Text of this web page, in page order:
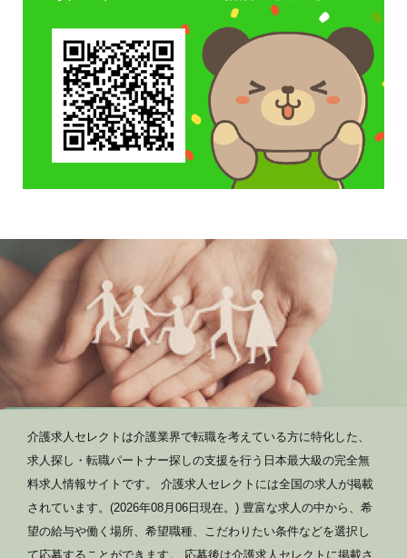
介護求人セレクトは介護業界で転職を考えている方に特化した、
求人探し・転職パートナー探しの支援を行う日本最大級の完全無
料求人情報サイトです。 介護求人セレクトには全国の求人が掲載
されています。(2026年08月06日現在。) 豊富な求人の中から、希
望の給与や働く場所、希望職種、こだわりたい条件などを選択し
て応募することができます。 応募後は介護求人セレクトに掲載さ